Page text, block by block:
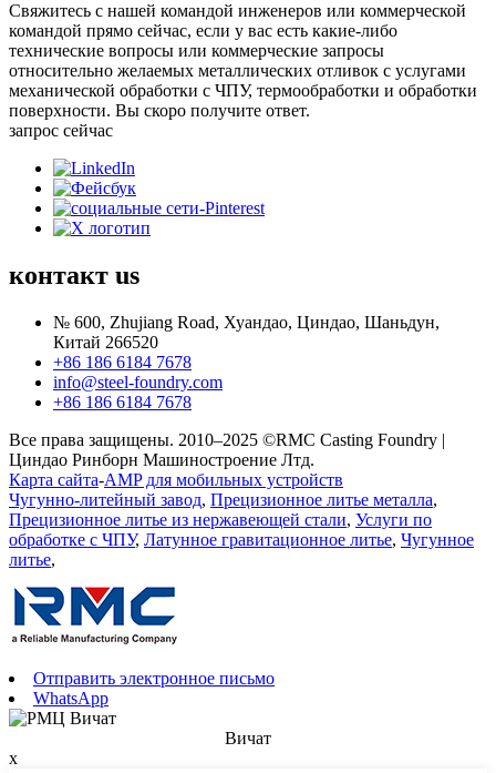
Свяжитесь с нашей командой инженеров или коммерческой
командой прямо сейчас, если у вас есть какие-либо
технические вопросы или коммерческие запросы
относительно желаемых металлических отливок с услугами
механической обработки с ЧПУ, термообработки и обработки
поверхности. Вы скоро получите ответ.
запрос сейчас
контакт us
№ 600, Zhujiang Road, Хуандао, Циндао, Шаньдун,
Китай 266520
+86 186 6184 7678
info@steel-foundry.com
+86 186 6184 7678
Все права защищены. 2010–2025 ©RMC Casting Foundry |
Циндао Ринборн Машиностроение Лтд.
Карта сайта-AMP для мобильных устройств
Чугунно-литейный завод, Прецизионное литье металла,
Прецизионное литье из нержавеющей стали, Услуги по
обработке с ЧПУ, Латунное гравитационное литье, Чугунное
литье,
Отправить электронное письмо
WhatsApp
Вичат
x